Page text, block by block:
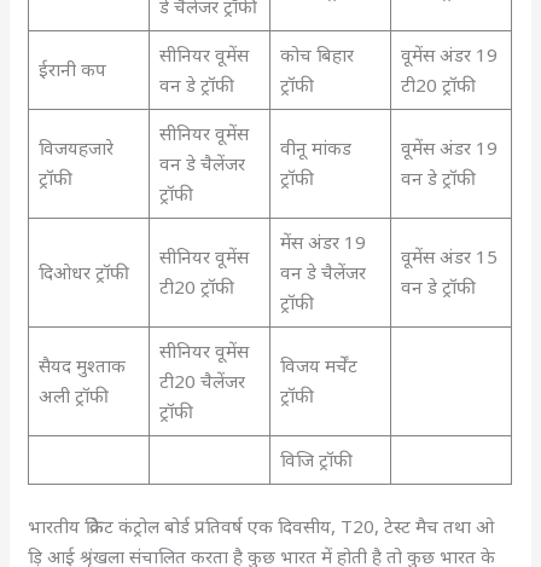
डे चैलेंजर ट्रॉफी
ईरानी कप
सीनियर वूमेंस
वन डे ट्रॉफी
कोच बिहार
ट्रॉफी
वूमेंस अंडर 19
टी20 ट्रॉफी
विजयहजारे
ट्रॉफी
सीनियर वूमेंस
वन डे चैलेंजर
ट्रॉफी
वीनू मांकड
ट्रॉफी
वूमेंस अंडर 19
वन डे ट्रॉफी
दिओधर ट्रॉफी
सीनियर वूमेंस
टी20 ट्रॉफी
मेंस अंडर 19
वन डे चैलेंजर
ट्रॉफी
वूमेंस अंडर 15
वन डे ट्रॉफी
सैयद मुश्ताक
अली ट्रॉफी
सीनियर वूमेंस
टी20 चैलेंजर
ट्रॉफी
विजय मर्चेंट
ट्रॉफी
विजि ट्रॉफी
भारतीय क्रिकेट कंट्रोल बोर्ड प्रतिवर्ष एक दिवसीय, T20, टेस्ट मैच तथा ओ
ड़ि आई श्रृंखला संचालित करता है कुछ भारत में होती है तो कुछ भारत के